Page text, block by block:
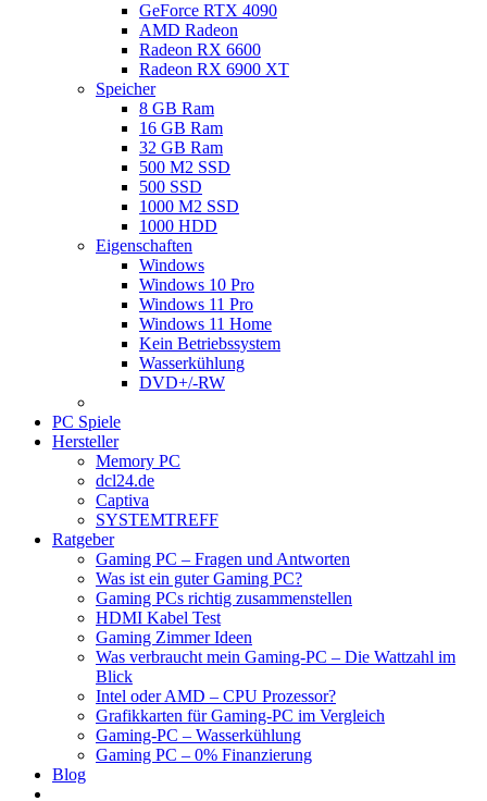
GeForce RTX 4090
AMD Radeon
Radeon RX 6600
Radeon RX 6900 XT
Speicher
8 GB Ram
16 GB Ram
32 GB Ram
500 M2 SSD
500 SSD
1000 M2 SSD
1000 HDD
Eigenschaften
Windows
Windows 10 Pro
Windows 11 Pro
Windows 11 Home
Kein Betriebssystem
Wasserkühlung
DVD+/-RW
PC Spiele
Hersteller
Memory PC
dcl24.de
Captiva
SYSTEMTREFF
Ratgeber
Gaming PC – Fragen und Antworten
Was ist ein guter Gaming PC?
Gaming PCs richtig zusammenstellen
HDMI Kabel Test
Gaming Zimmer Ideen
Was verbraucht mein Gaming-PC – Die Wattzahl im
Blick
Intel oder AMD – CPU Prozessor?
Grafikkarten für Gaming-PC im Vergleich
Gaming-PC – Wasserkühlung
Gaming PC – 0% Finanzierung
Blog